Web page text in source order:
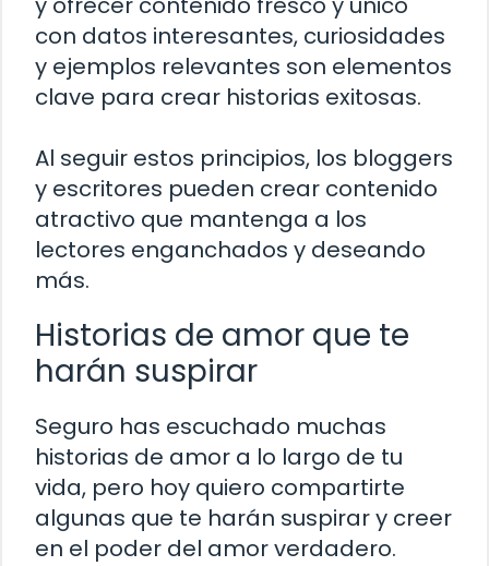
con datos interesantes, curiosidades
y ejemplos relevantes son elementos
clave para crear historias exitosas.
Al seguir estos principios, los bloggers
y escritores pueden crear contenido
atractivo que mantenga a los
lectores enganchados y deseando
más.
Historias de amor que te
harán suspirar
Seguro has escuchado muchas
historias de amor a lo largo de tu
vida, pero hoy quiero compartirte
algunas que te harán suspirar y creer
en el poder del amor verdadero.